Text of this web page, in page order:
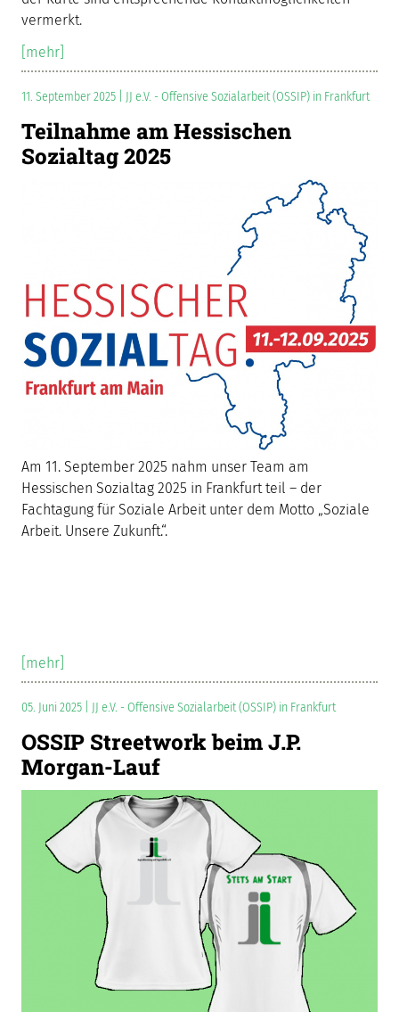
vermerkt.
[mehr]
11. September 2025 | JJ e.V. - Offensive Sozialarbeit (OSSIP) in Frankfurt
Teilnahme am Hessischen
Sozialtag 2025
Am 11. September 2025 nahm unser Team am
Hessischen Sozialtag 2025 in Frankfurt teil – der
Fachtagung für Soziale Arbeit unter dem Motto „Soziale
Arbeit. Unsere Zukunft.“.
[mehr]
05. Juni 2025 | JJ e.V. - Offensive Sozialarbeit (OSSIP) in Frankfurt
OSSIP Streetwork beim J.P.
Morgan-Lauf